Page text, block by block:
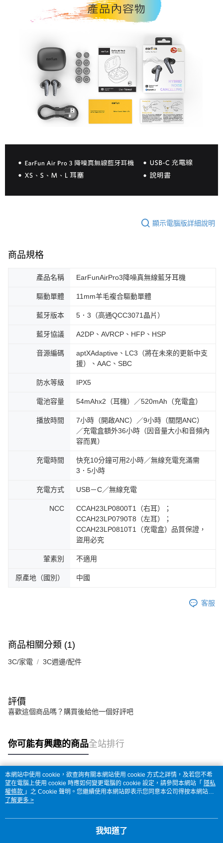
顯示電腦版詳細說明
商品規格
產品名稱 EarFunAirPro3降噪真無線藍牙耳機
驅動單體 11mm羊毛複合驅動單體
藍牙版本 5．3（高通QCC3071晶片）
藍牙協議 A2DP、AVRCP、HFP、HSP
音源編碼
aptXAdaptive、LC3（將在未來的更新中支
援）、AAC、SBC
防水等級 IPX5
電池容量 54mAhx2（耳機）／520mAh（充電盒）
播放時間
7小時（開啟ANC）／9小時（關閉ANC）
／充電盒額外36小時（因音量大小和音頻內
容而異）
充電時間
快充10分鐘可用2小時／無線充電充滿需
3．5小時
充電方式 USB－C／無線充電
NCC
CCAH23LP0800T1（右耳）；
CCAH23LP0790T8（左耳）；
CCAH23LP0810T1（充電盒）品質保證，
盜用必究
葷素別 不適用
原產地（國別） 中國
客服
商品相關分類 (1)
3C/家電 3C週邊/配件
評價
喜歡這個商品嗎？購買後給他一個好評吧
你可能有興趣的商品全站排行
熱門標籤
本網站中使用 cookie，欲查詢有關本網站使用 cookie 方式之詳情，及若您不希
望在電腦上使用 cookie 時應如何變更電腦的 cookie 設定，請參閱本網站「 隱私
權條款 」之 Cookie 聲明。您繼續使用本網站即表示您同意本公司得按本網站使
用條款之 Cookie 聲明使用 cookie。
了解更多 >
我知道了